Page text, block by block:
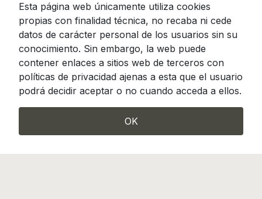
Esta página web únicamente utiliza cookies
propias con finalidad técnica, no recaba ni cede
datos de carácter personal de los usuarios sin su
conocimiento. Sin embargo, la web puede
contener enlaces a sitios web de terceros con
políticas de privacidad ajenas a esta que el usuario
podrá decidir aceptar o no cuando acceda a ellos.
OK